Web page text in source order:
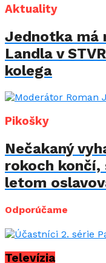
Aktuality
Jednotka má
Landla v
kolega
Pikošky
Nečakaný
rokoch
letom
Odporúčame
Televízia